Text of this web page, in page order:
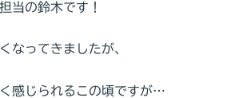
当の鈴木です！
なってきましたが、
感じられるこの頃ですが…